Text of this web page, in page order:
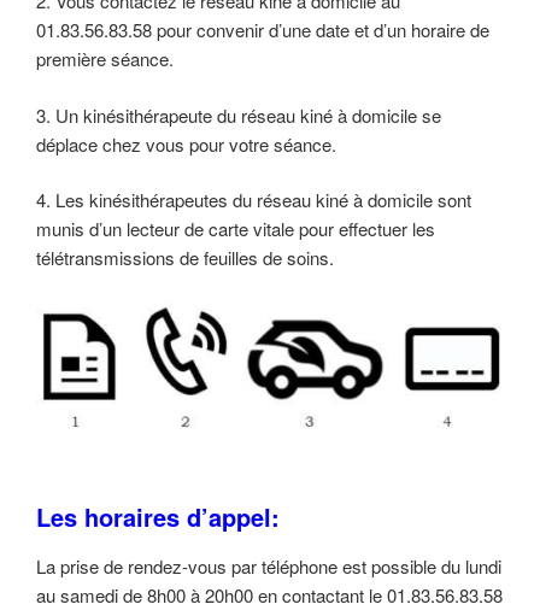
01.83.56.83.58 pour convenir d’une date et d’un horaire de
première séance.
3. Un kinésithérapeute du réseau kiné à domicile se
déplace chez vous pour votre séance.
4. Les kinésithérapeutes du réseau kiné à domicile sont
munis d’un lecteur de carte vitale pour effectuer les
télétransmissions de feuilles de soins.
Les horaires d’appel:
La prise de rendez-vous par téléphone est possible du lundi
au samedi de 8h00 à 20h00 en contactant le 01.83.56.83.58